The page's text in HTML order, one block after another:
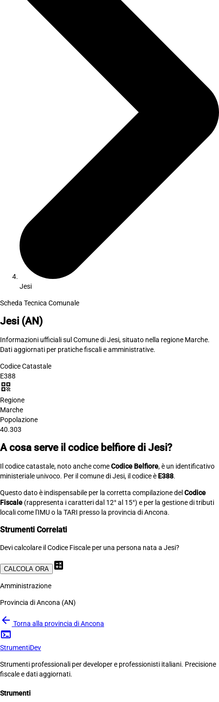
Jesi
Scheda Tecnica Comunale
Jesi (AN)
Informazioni ufficiali sul Comune di Jesi, situato nella regione Marche.
Dati aggiornati per pratiche fiscali e amministrative.
Codice Catastale
E388
qr_code
Regione
Marche
Popolazione
40.303
A cosa serve il codice belfiore di Jesi?
Il codice catastale, noto anche comeCodice Belfiore, è un identificativo
ministeriale univoco. Per il comune di Jesi, il codice è E388.
Questo dato è indispensabile per la corretta compilazione del Codice
Fiscale (rappresenta i caratteri dal 12° al 15°) e per la gestione di tributi
locali come l'IMU o la TARI presso la provincia di Ancona.
Strumenti Correlati
Devi calcolare il Codice Fiscale per una persona nata a Jesi?
CALCOLA ORA calculate
Amministrazione
Provincia di Ancona (AN)
arrow_back Torna alla provincia di Ancona
terminal
StrumentiDev
Strumenti professionali per developer e professionisti italiani. Precisione
fiscale e dati aggiornati.
Strumenti